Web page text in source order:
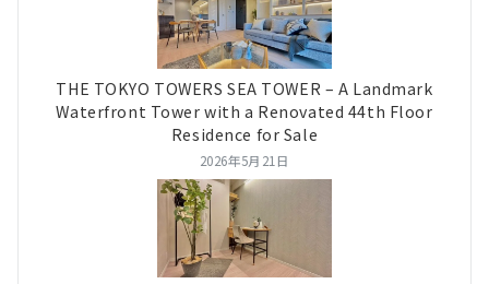
THE TOKYO TOWERS SEA TOWER – A Landmark
Waterfront Tower with a Renovated 44th Floor
Residence for Sale
2026年5月21日